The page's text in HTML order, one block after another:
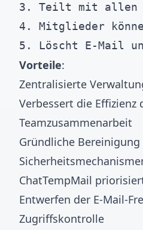
3. Teilt mit allen
4. Mitglieder
Vorteile:
Zentralisierte
Verbessert die Effizienz
Teamzusammenarbeit
Gründliche
ChatTempMail
Entwerfen der E-Mail-
Zugriffskontrolle